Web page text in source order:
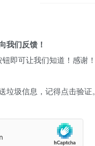
我们反馈！
钮即可让我们知道！感谢！
垃圾信息，记得点击验证。